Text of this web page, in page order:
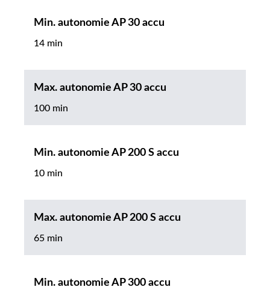
Min. autonomie AP 30 accu
14 min
Max. autonomie AP 30 accu
100 min
Min. autonomie AP 200 S accu
10 min
Max. autonomie AP 200 S accu
65 min
Min. autonomie AP 300 accu